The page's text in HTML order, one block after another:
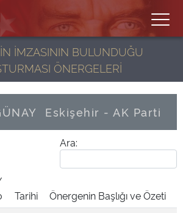
İMZASININ BULUNDUĞU
ÖNERGELERİ
Eskişehir - AK Parti
Ara:
Tarihi
Önergenin Başlığı ve Özeti